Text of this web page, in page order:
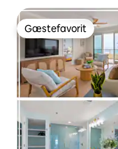
Gæstefavorit
Gæstefavorit